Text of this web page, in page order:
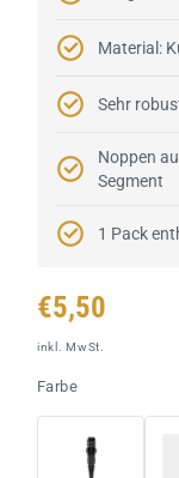
Material:
Sehr
Noppen
Segment
1 Pack
Normaler
Preis
€5,50
inkl. MwSt.
Farbe